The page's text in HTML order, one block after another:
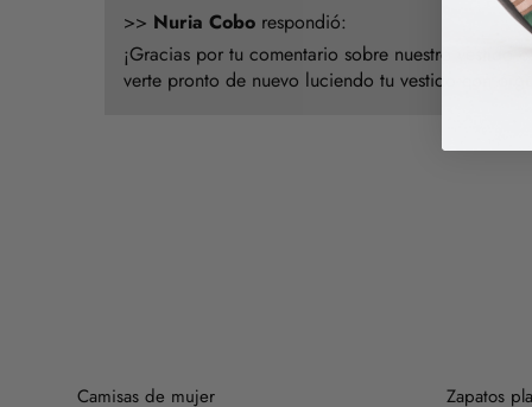
>> Nuria Cobo respondió:
¡Gracias por tu comentario sobre nuestro vestido
verte pronto de nuevo luciendo tu vestido con
Camisas de mujer
Zapatos